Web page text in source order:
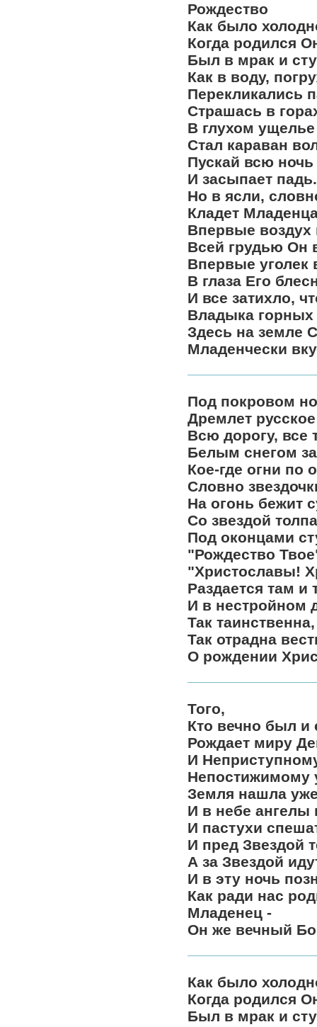
Рождество
Как было
Когда родился
Был в мрак и
Как в воду,
Перекликались
Страшась в
В глухом
Стал караван
Пускай всю
И засыпает падь.
Но в ясли,
Кладет
Впервые воздух
Всей грудью Он
Впервые уголек
В глаза Его
И все затихло,
Владыка горных
Здесь на земле
Младенчески
Под покровом
Дремлет
Всю дорогу, все
Белым снегом
Кое-где огни по
Словно
На огонь бежит
Со звездой
Под оконцами
"Рождество
"Христославы!
Раздается там и
И в нестройном
Так
Так отрадна
О рождении
Того,
Кто вечно был и
Рождает миру
И
Непостижимому
Земля нашла
И в небе ангелы
И пастухи
И пред Звездой
А за Звездой
И в эту ночь
Как ради нас
Младенец -
Он же вечный
Как было
Когда родился
Был в мрак и